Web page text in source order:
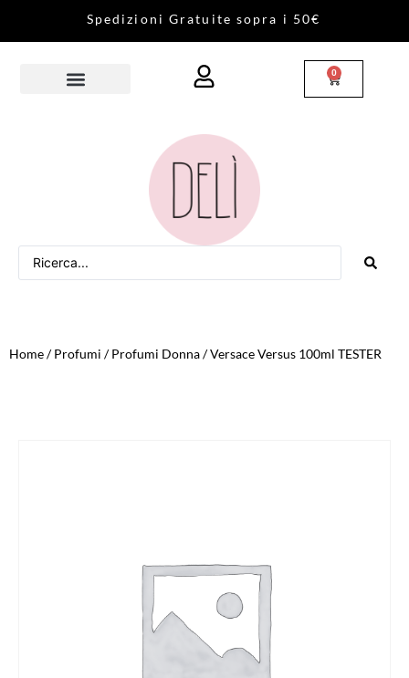
Sped izi on i Gratu ite sopra i 50€
0
Home/Profumi /Profumi Donna/ Versace Versus 100ml TESTER